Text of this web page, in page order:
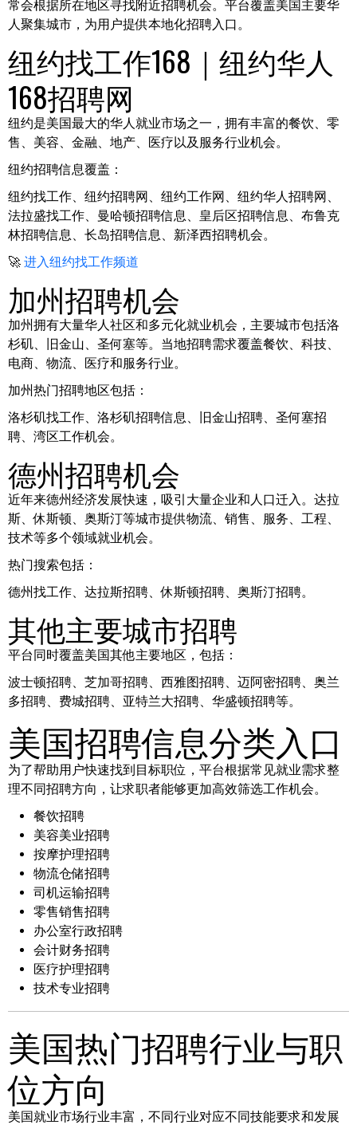
常会根据所在地区寻找附近招聘机会。平台覆盖美国主要华
人聚集城市，为用户提供本地化招聘入口。
纽约找工作168｜纽约华人
168招聘网
纽约是美国最大的华人就业市场之一，拥有丰富的餐饮、零
售、美容、金融、地产、医疗以及服务行业机会。
纽约招聘信息覆盖：
纽约找工作、纽约招聘网、纽约工作网、纽约华人招聘网、
法拉盛找工作、曼哈顿招聘信息、皇后区招聘信息、布鲁克
林招聘信息、长岛招聘信息、新泽西招聘机会。
🚀 进入纽约找工作频道
加州招聘机会
加州拥有大量华人社区和多元化就业机会，主要城市包括洛
杉矶、旧金山、圣何塞等。当地招聘需求覆盖餐饮、科技、
电商、物流、医疗和服务行业。
加州热门招聘地区包括：
洛杉矶找工作、洛杉矶招聘信息、旧金山招聘、圣何塞招
聘、湾区工作机会。
德州招聘机会
近年来德州经济发展快速，吸引大量企业和人口迁入。达拉
斯、休斯顿、奥斯汀等城市提供物流、销售、服务、工程、
技术等多个领域就业机会。
热门搜索包括：
德州找工作、达拉斯招聘、休斯顿招聘、奥斯汀招聘。
其他主要城市招聘
平台同时覆盖美国其他主要地区，包括：
波士顿招聘、芝加哥招聘、西雅图招聘、迈阿密招聘、奥兰
多招聘、费城招聘、亚特兰大招聘、华盛顿招聘等。
美国招聘信息分类入口
为了帮助用户快速找到目标职位，平台根据常见就业需求整
理不同招聘方向，让求职者能够更加高效筛选工作机会。
餐饮招聘
美容美业招聘
按摩护理招聘
物流仓储招聘
司机运输招聘
零售销售招聘
办公室行政招聘
会计财务招聘
医疗护理招聘
技术专业招聘
美国热门招聘行业与职
位方向
美国就业市场行业丰富，不同行业对应不同技能要求和发展